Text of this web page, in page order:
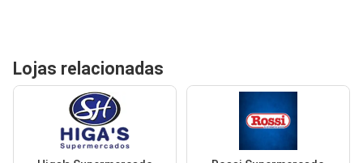
Lojas relacionadas